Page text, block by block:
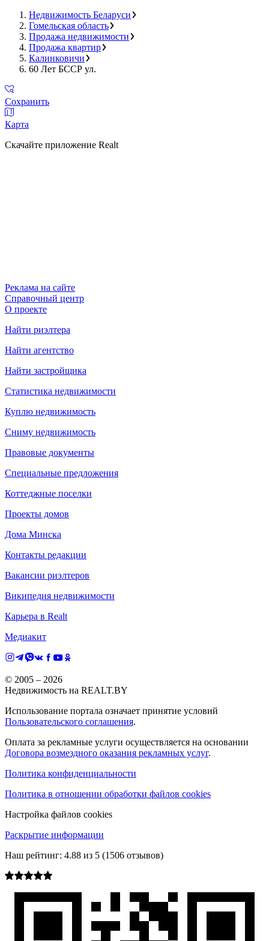
Недвижимость Беларуси
Гомельская область
Продажа недвижимости
Продажа квартир
Калинковичи
60 Лет БССР ул.
Сохранить
Карта
Скачайте приложение Realt
Реклама на сайте
Справочный центр
О проекте
Найти риэлтера
Найти агентство
Найти застройщика
Статистика недвижимости
Куплю недвижимость
Сниму недвижимость
Правовые документы
Специальные предложения
Коттеджные поселки
Проекты домов
Дома Минска
Контакты редакции
Вакансии риэлтеров
Википедия недвижимости
Карьера в Realt
Медиакит
© 2005 – 2026
Недвижимость на REALT.BY
Использование портала означает принятие условий
Пользовательского соглашения.
Оплата за рекламные услуги осуществляется на основании
Договора возмездного оказания рекламных услуг.
Политика конфиденциальности
Политика в отношении обработки файлов cookies
Настройка файлов cookies
Раскрытие информации
Наш рейтинг: 4.88 из 5 (1506 отзывов)